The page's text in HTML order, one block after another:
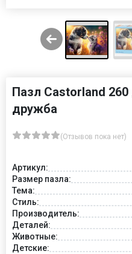
Пазл Castorland
дружба
(Отзывов пока нет)
Артикул:
Размер пазла:
Тема:
Стиль:
Производитель:
Деталей:
Животные:
Детские: